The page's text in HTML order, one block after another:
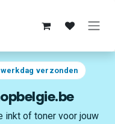
verzonden
inkt of toner voor jouw